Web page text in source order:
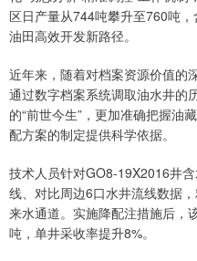
区日产量从744吨攀升至760吨
油田高效开发新路径。
近年来，随着对档案资源价值的
通过数字档案系统调取油水井的
的“前世今生”，更加准确把握油
配方案的制定提供科学依据。
技术人员针对GO8-19X2016井
线、对比周边6口水井流线数据
来水通道。实施降配注措施后，
吨，单井采收率提升8%。